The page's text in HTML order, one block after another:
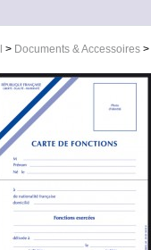
> Documents & Accessoires >